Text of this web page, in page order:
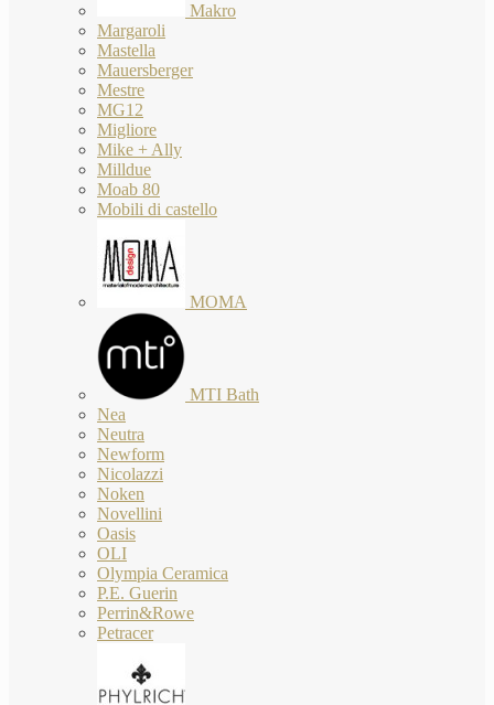
Makro
Margaroli
Mastella
Mauersberger
Mestre
MG12
Migliore
Mike + Ally
Milldue
Moab 80
Mobili di castello
MOMA
MTI Bath
Nea
Neutra
Newform
Nicolazzi
Noken
Novellini
Oasis
OLI
Olympia Ceramica
P.E. Guerin
Perrin&Rowe
Petracer